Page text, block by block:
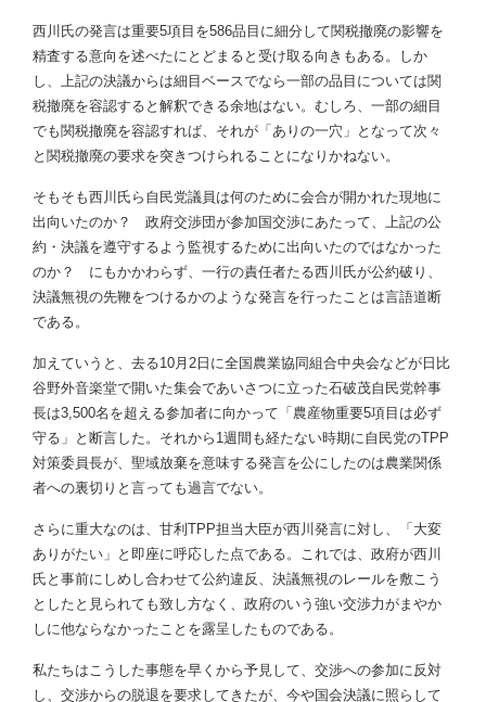
西川氏の発言は重要5項目を586品目に細分して関税撤廃の影響を
精査する意向を述べたにとどまると受け取る向きもある。しか
し、上記の決議からは細目ベースでなら一部の品目については関
税撤廃を容認すると解釈できる余地はない。むしろ、一部の細目
でも関税撤廃を容認すれば、それが「ありの一穴」となって次々
と関税撤廃の要求を突きつけられることになりかねない。
そもそも西川氏ら自民党議員は何のために会合が開かれた現地に
出向いたのか？ 政府交渉団が参加国交渉にあたって、上記の公
約・決議を遵守するよう監視するために出向いたのではなかった
のか？ にもかかわらず、一行の責任者たる西川氏が公約破り、
決議無視の先鞭をつけるかのような発言を行ったことは言語道断
である。
加えていうと、去る10月2日に全国農業協同組合中央会などが日比
谷野外音楽堂で開いた集会であいさつに立った石破茂自民党幹事
長は3,500名を超える参加者に向かって「農産物重要5項目は必ず
守る」と断言した。それから1週間も経たない時期に自民党のTPP
対策委員長が、聖域放棄を意味する発言を公にしたのは農業関係
者への裏切りと言っても過言でない。
さらに重大なのは、甘利TPP担当大臣が西川発言に対し、「大変
ありがたい」と即座に呼応した点である。これでは、政府が西川
氏と事前にしめし合わせて公約違反、決議無視のレールを敷こう
としたと見られても致し方なく、政府のいう強い交渉力がまやか
しに他ならなかったことを露呈したものである。
私たちはこうした事態を早くから予見して、交渉への参加に反対
し、交渉からの脱退を要求してきたが、今や国会決議に照らして